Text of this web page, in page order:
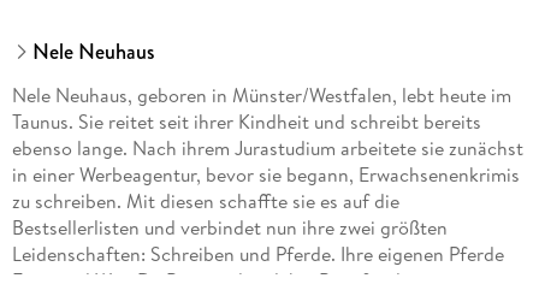
Nele Neuhaus
Nele Neuhaus, geboren in Münster/Westfalen, lebt heute im
Taunus. Sie reitet seit ihrer Kindheit und schreibt bereits
ebenso lange. Nach ihrem Jurastudium arbeitete sie zunächst
in einer Werbeagentur, bevor sie begann, Erwachsenenkrimis
zu schreiben. Mit diesen schaffte sie es auf die
Bestsellerlisten und verbindet nun ihre zwei größten
Leidenschaften: Schreiben und Pferde. Ihre eigenen Pferde
Fritzi und Won Da Pie standen dabei Pate für die